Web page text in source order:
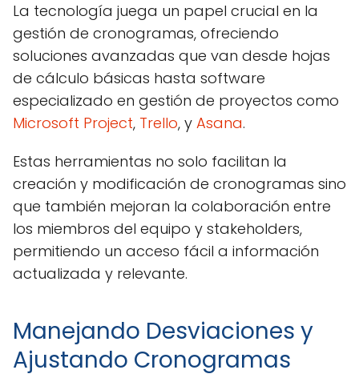
La tecnología juega un papel crucial en la
gestión de cronogramas, ofreciendo
soluciones avanzadas que van desde hojas
de cálculo básicas hasta software
especializado en gestión de proyectos como
Microsoft Project, Trello, y Asana.
Estas herramientas no solo facilitan la
creación y modificación de cronogramas sino
que también mejoran la colaboración entre
los miembros del equipo y stakeholders,
permitiendo un acceso fácil a información
actualizada y relevante.
Manejando Desviaciones y
Ajustando Cronogramas